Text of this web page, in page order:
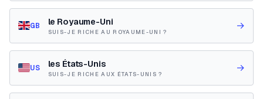
GB le Royaume-Uni
SUIS-JE RICHE AU ROYAUME-UNI ? →
US les États-Unis
SUIS-JE RICHE AUX ÉTATS-UNIS ? →